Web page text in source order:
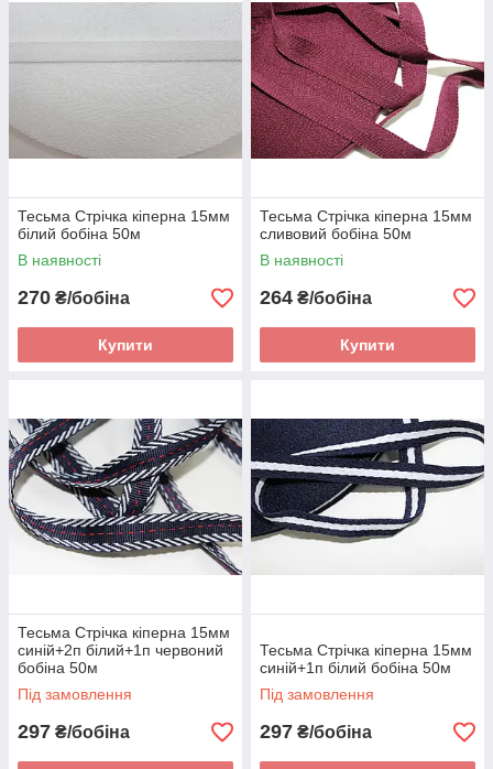
Тесьма Стрічка кіперна 15мм
білий бобіна 50м
В наявності
270 ₴/бобіна
Купити
Тесьма Стрічка кіперна 15мм
сливовий бобіна 50м
В наявності
264 ₴/бобіна
Купити
Тесьма Стрічка кіперна 15мм
синій+2п білий+1п червоний
бобіна 50м
Під замовлення
297 ₴/бобіна
Тесьма Стрічка кіперна 15мм
синій+1п білий бобіна 50м
Під замовлення
297 ₴/бобіна